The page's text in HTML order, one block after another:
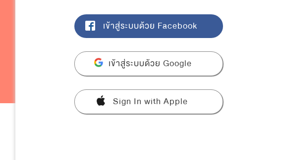
เข้าสู่ระบบด้วย Facebook
เข้าสู่ระบบด้วย Google
Sign In with Apple